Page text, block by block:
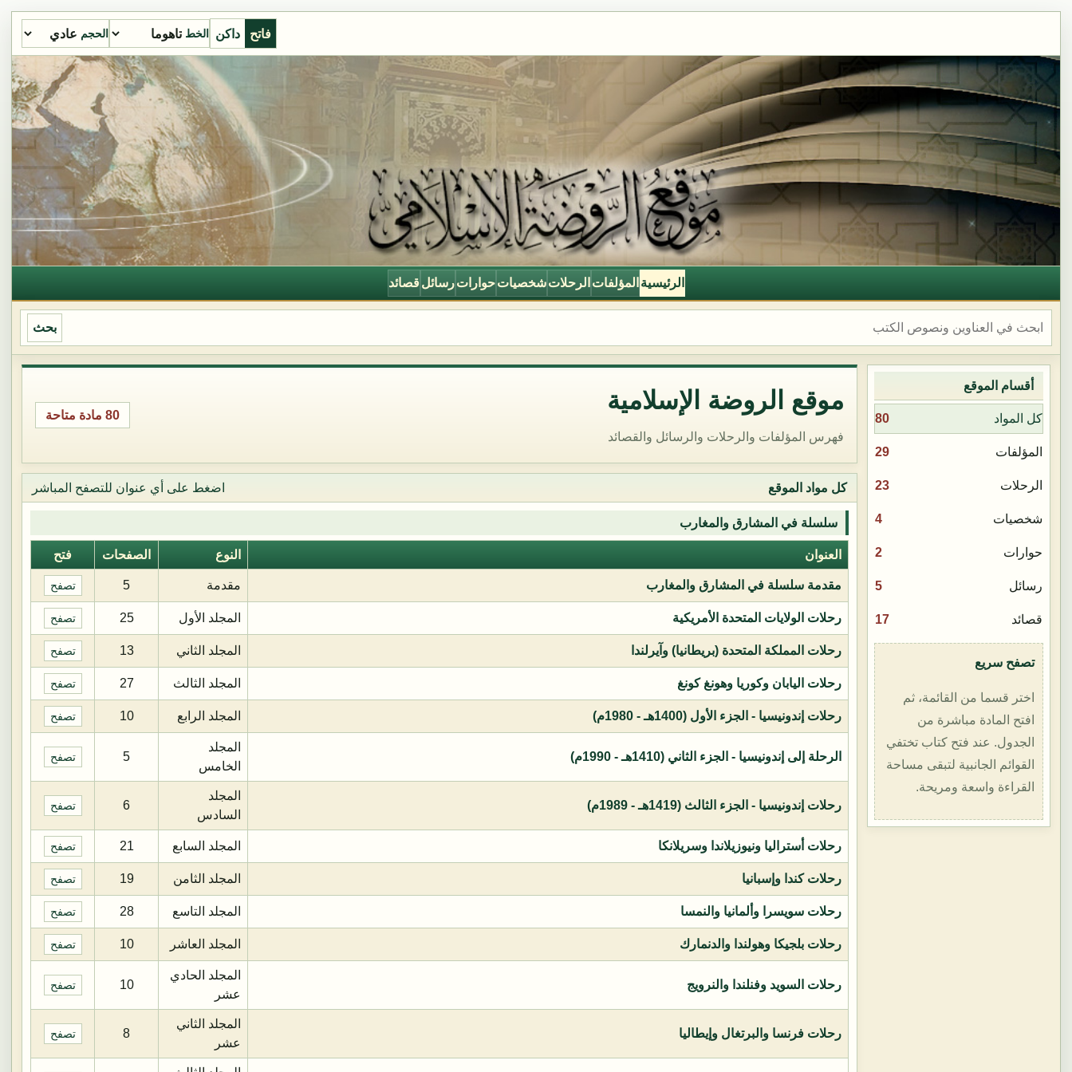
فاتح داكن الخط الحجم
الرئيسية المؤلفات الرحلات شخصيات حوارات رسائل قصائد
بحث
أقسام الموقع
كل المواد 80
المؤلفات 29
الرحلات 23
شخصيات 4
حوارات 2
رسائل 5
قصائد 17
تصفح سريع
اختر قسما من القائمة، ثم
افتح المادة مباشرة من
الجدول. عند فتح كتاب تختفي
القوائم الجانبية لتبقى مساحة
القراءة واسعة ومريحة.
موقع الروضة الإسلامية
فهرس المؤلفات والرحلات والرسائل والقصائد
80 مادة متاحة
كل مواد الموقع اضغط على أي عنوان للتصفح المباشر
سلسلة في المشارق والمغارب
العنوان النوع الصفحات فتح
مقدمة سلسلة في المشارق والمغارب مقدمة 5 تصفح
رحلات الولايات المتحدة الأمريكية المجلد الأول 25 تصفح
رحلات المملكة المتحدة (بريطانيا) وآيرلندا المجلد الثاني 13 تصفح
رحلات اليابان وكوريا وهونغ كونغ المجلد الثالث 27 تصفح
رحلات إندونيسيا - الجزء الأول (1400هـ - 1980م) المجلد الرابع 10 تصفح
الرحلة إلى إندونيسيا - الجزء الثاني (1410هـ - 1990م)
المجلد
الخامس
5 تصفح
رحلات إندونيسيا - الجزء الثالث (1419هـ - 1989م)
المجلد
السادس
6 تصفح
رحلات أستراليا ونيوزيلاندا وسريلانكا المجلد السابع 21 تصفح
رحلات كندا وإسبانيا المجلد الثامن 19 تصفح
رحلات سويسرا وألمانيا والنمسا المجلد التاسع 28 تصفح
رحلات بلجيكا وهولندا والدنمارك المجلد العاشر 10 تصفح
رحلات السويد وفنلندا والنرويج
المجلد الحادي
عشر
10 تصفح
رحلات فرنسا والبرتغال وإيطاليا
المجلد الثاني
عشر
8 تصفح